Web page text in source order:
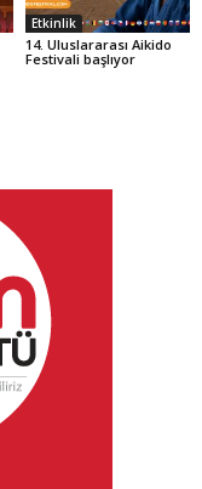
Etkinlik
14. Uluslararası Aikido
Festivali başlıyor